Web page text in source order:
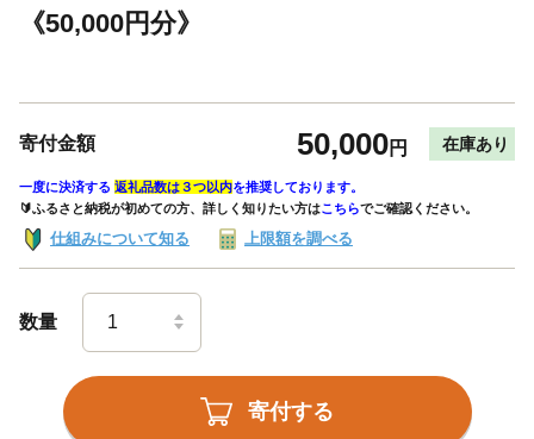
《50,000円分》
寄付金額 50,000円 在庫あり
一度に決済する 返礼品数は３つ以内を推奨しております。
🔰ふるさと納税が初めての方、詳しく知りたい方はこちらでご確認ください。
仕組みについて知る 上限額を調べる
数量
寄付する